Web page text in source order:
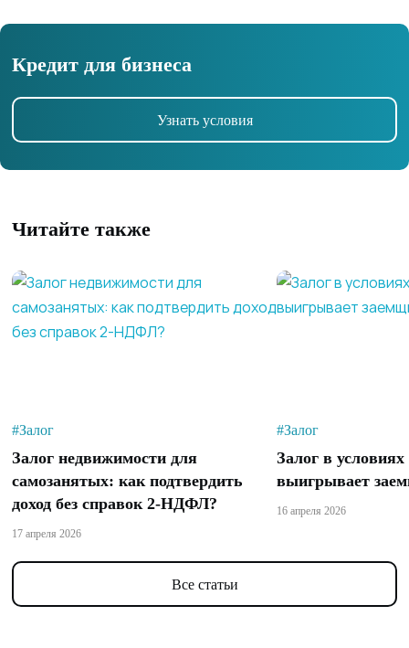
Кредит для бизнеса
Узнать условия
Читайте также
#Залог
Залог недвижимости для
самозанятых: как подтвердить
доход без справок 2-НДФЛ?
17 апреля 2026
#Залог
Залог в
выигрывает
16 апреля 2026
Все статьи